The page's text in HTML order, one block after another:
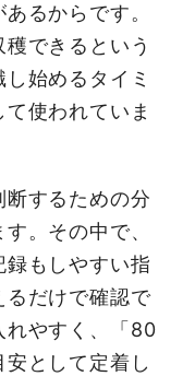
るからです。
できるという
始めるタイミ
使われていま
するための分
。その中で、
もしやすい指
るだけで確認で
れやすく、「80
として定着し